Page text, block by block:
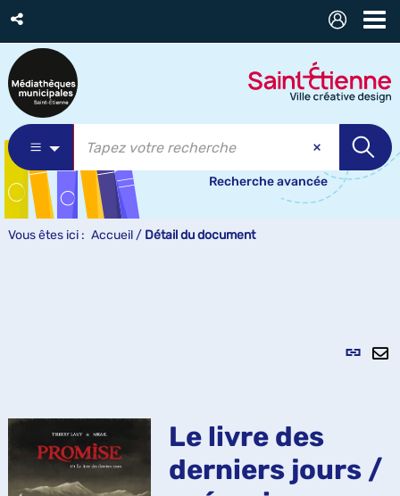
Recherche avancée
Vous êtes ici : Accueil / Détail du document
Lien
Le livre des
derniers jours /